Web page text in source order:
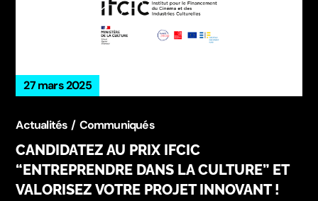
27 mars 2025
Actualités Communiqués
CANDIDATEZ AU PRIX IFCIC
“ENTREPRENDRE DANS LA CULTURE” ET
VALORISEZ VOTRE PROJET INNOVANT !